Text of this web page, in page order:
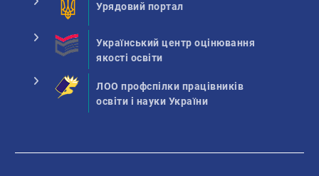
Урядовий портал
Український центр оцінювання
якості освіти
ЛОО профспілки працівників
освіти і науки України